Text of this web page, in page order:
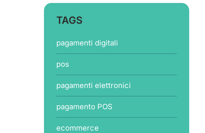
TAGS
pagamenti digitali
pos
pagamenti elettronici
pagamento POS
ecommerce